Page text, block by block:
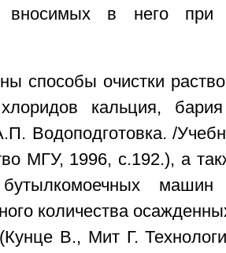
вносимых в него при
способы очистки
кальция,
Водоподготовка. /
МГУ, 1996, с.192.), а
бутылкомоечных машин
количества
(Кунце В., Мит Г.